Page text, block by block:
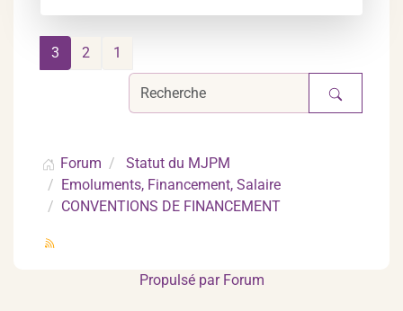
1
2
3
Forum
Statut du MJPM
Emoluments, Financement, Salaire
CONVENTIONS DE FINANCEMENT
Propulsé par Forum